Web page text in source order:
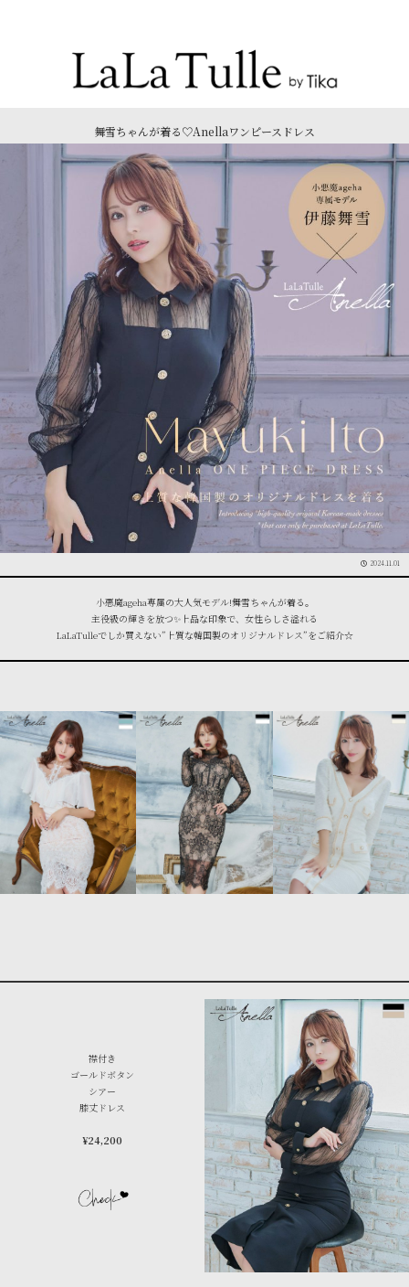
舞雪ちゃんが着る♡Anellaワンピースドレス
2024.11.01
小悪魔ageha専属の大人気モデル!舞雪ちゃんが着る。
主役級の輝きを放つ✨上品な印象で、女性らしさ溢れる
LaLaTulleでしか買えない”上質な韓国製のオリジナルドレス”をご紹介☆
襟付き
ゴールドボタン
シアー
膝丈ドレス
¥24,200